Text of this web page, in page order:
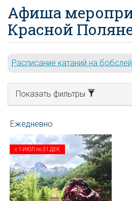
Афиша
Красной
Расписание катаний на
Показать фильтры
с 1 ИЮЛ по31 ДЕК